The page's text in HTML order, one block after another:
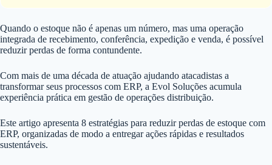
Quando o estoque não é apenas um número, mas uma operação
integrada de recebimento, conferência, expedição e venda, é possível
reduzir perdas de forma contundente.
Com mais de uma década de atuação ajudando atacadistas a
transformar seus processos com ERP, a Evol Soluções acumula
experiência prática em gestão de operações distribuição.
Este artigo apresenta 8 estratégias para reduzir perdas de estoque com
ERP, organizadas de modo a entregar ações rápidas e resultados
sustentáveis.